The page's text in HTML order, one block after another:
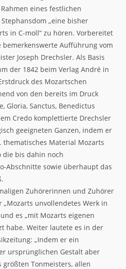
eines festlichen
„eine bisher
in C-moll“ zu hören. Vorbereitet
Aufführung vom
Joseph Drechsler. Als Basis
der 1842 beim Verlag André in
des Mozartschen
von den bereits im Druck
Gloria, Sanctus, Benedictus
Credo komplettierte Drechsler
geeigneten Ganzen, indem er
thematisches Material Mozarts
die bis dahin noch
Abschnitte sowie überhaupt das
Zuhörerinnen und Zuhörer
„Mozarts unvollendetes Werk in
es „mit Mozarts eigenen
habe. Weiter lautete es in der
„Indem er ein
ursprünglichen Gestalt aber
größten Tonmeisters, allen